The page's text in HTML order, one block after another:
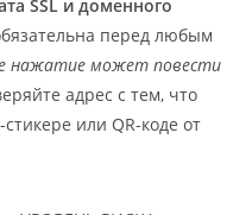
SSL и доменного
перед любым
нажатие может повести
адрес с тем, что
или QR-коде от